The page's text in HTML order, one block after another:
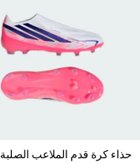
حذاء كرة قدم الملاعب الصلبة